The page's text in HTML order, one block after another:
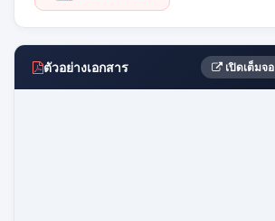
ตัวอย่างเอกสาร เปิดเต็มจอ